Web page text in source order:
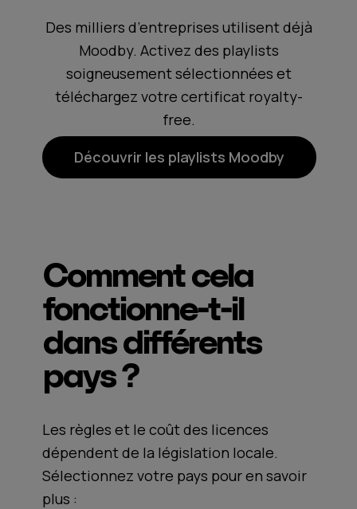
Des milliers d’entreprises utilisent déjà
Moodby. Activez des playlists
soigneusement sélectionnées et
téléchargez votre certificat royalty-
free.
Découvrir les playlists Moodby
Les règles et le coût des licences
dépendent de la législation locale.
Sélectionnez votre pays pour en savoir
plus :
Comment cela
fonctionne-t-il
dans différents
pays ?